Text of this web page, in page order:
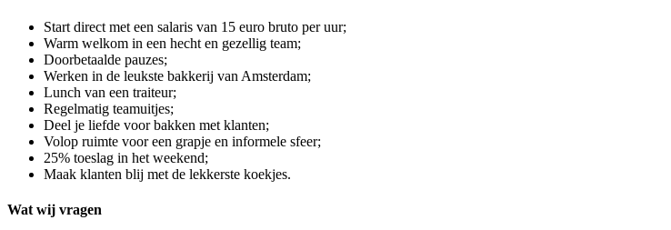
Start direct met een salaris van 15 euro bruto per uur;
Warm welkom in een hecht en gezellig team;
Doorbetaalde pauzes;
Werken in de leukste bakkerij van Amsterdam;
Lunch van een traiteur;
Regelmatig teamuitjes;
Deel je liefde voor bakken met klanten;
Volop ruimte voor een grapje en informele sfeer;
25% toeslag in het weekend;
Maak klanten blij met de lekkerste koekjes.
Wat wij vragen